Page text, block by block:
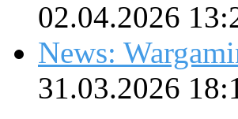
02.04.2026
News:
31.03.2026